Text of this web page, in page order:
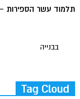
תלמוד עשר הספירות
בבנייה
Tag Cloud